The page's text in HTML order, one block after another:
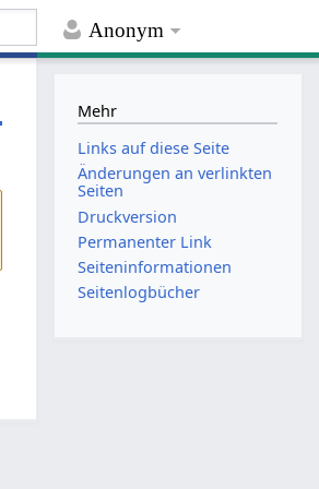
Anonym
Mehr
Links auf diese Seite
Änderungen an verlinkten
Seiten
Druckversion
Permanenter Link
Seiten­­informationen
Seitenlogbücher